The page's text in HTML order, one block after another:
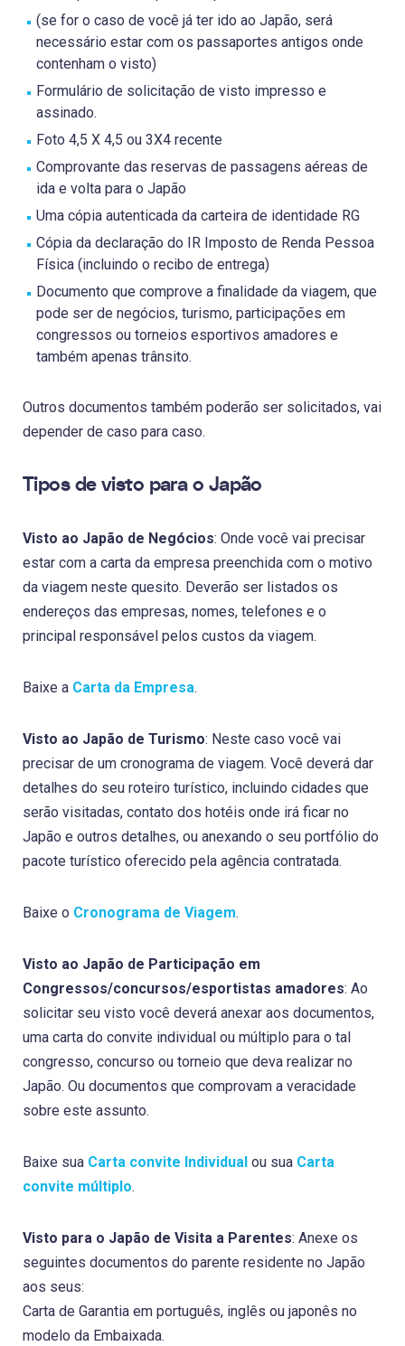
(se for o caso de você já ter ido ao Japão, será
necessário estar com os passaportes antigos onde
contenham o visto)
Formulário de solicitação de visto impresso e
assinado.
Foto 4,5 X 4,5 ou 3X4 recente
Comprovante das reservas de passagens aéreas de
ida e volta para o Japão
Uma cópia autenticada da carteira de identidade RG
Cópia da declaração do IR Imposto de Renda Pessoa
Física (incluindo o recibo de entrega)
Documento que comprove a finalidade da viagem, que
pode ser de negócios, turismo, participações em
congressos ou torneios esportivos amadores e
também apenas trânsito.
Outros documentos também poderão ser solicitados, vai
depender de caso para caso.
Tipos de visto para o Japão
Visto ao Japão de Negócios: Onde você vai precisar
estar com a carta da empresa preenchida com o motivo
da viagem neste quesito. Deverão ser listados os
endereços das empresas, nomes, telefones e o
principal responsável pelos custos da viagem.
Baixe a Carta da Empresa.
Visto ao Japão de Turismo: Neste caso você vai
precisar de um cronograma de viagem. Você deverá dar
detalhes do seu roteiro turístico, incluindo cidades que
serão visitadas, contato dos hotéis onde irá ficar no
Japão e outros detalhes, ou anexando o seu portfólio do
pacote turístico oferecido pela agência contratada.
Baixe o Cronograma de Viagem.
Visto ao Japão de Participação em
Congressos/concursos/esportistas amadores: Ao
solicitar seu visto você deverá anexar aos documentos,
uma carta do convite individual ou múltiplo para o tal
congresso, concurso ou torneio que deva realizar no
Japão. Ou documentos que comprovam a veracidade
sobre este assunto.
Baixe sua Carta convite Individual ou sua Carta
convite múltiplo.
Visto para o Japão de Visita a Parentes: Anexe os
seguintes documentos do parente residente no Japão
aos seus:
Carta de Garantia em português, inglês ou japonês no
modelo da Embaixada.